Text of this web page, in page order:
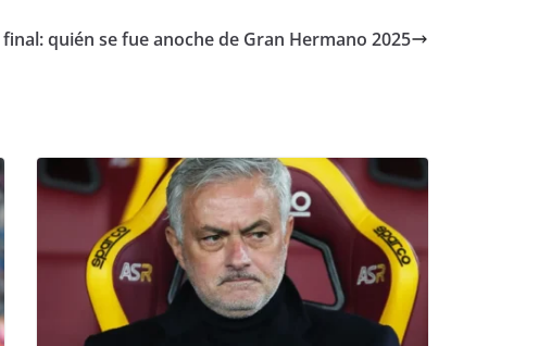
quién se fue anoche de Gran Hermano 2025